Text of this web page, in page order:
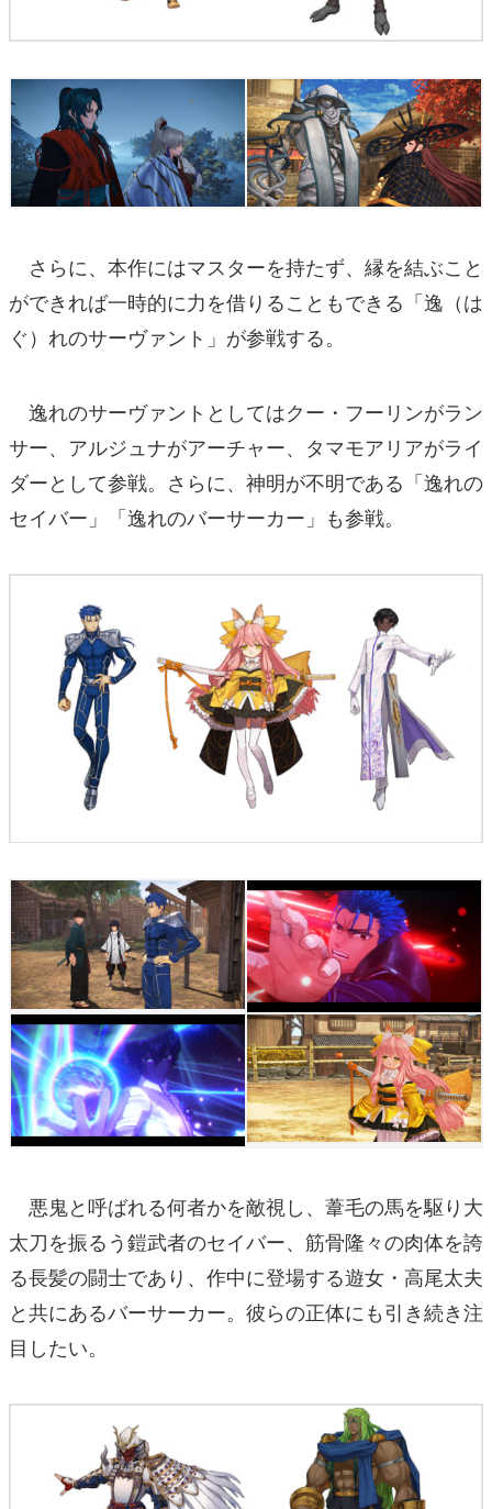
さらに、本作にはマスターを持たず、縁を結ぶこと
ができれば一時的に力を借りることもできる「逸（は
ぐ）れのサーヴァント」が参戦する。
逸れのサーヴァントとしてはクー・フーリンがラン
サー、アルジュナがアーチャー、タマモアリアがライ
ダーとして参戦。さらに、神明が不明である「逸れの
セイバー」「逸れのバーサーカー」も参戦。
悪鬼と呼ばれる何者かを敵視し、葦毛の馬を駆り大
太刀を振るう鎧武者のセイバー、筋骨隆々の肉体を誇
る長髪の闘士であり、作中に登場する遊女・高尾太夫
と共にあるバーサーカー。彼らの正体にも引き続き注
目したい。